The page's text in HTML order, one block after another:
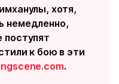
хотя,
немедленно,
поступят
к бою в эти
.